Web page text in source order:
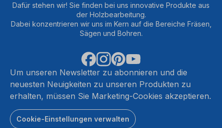
Dafür stehen wir! Sie finden bei uns innovative Produkte aus
der Holzbearbeitung.
Dabei konzentrieren wir uns im Kern auf die Bereiche Fräsen,
Sägen und Bohren.
Um unseren Newsletter zu abonnieren und die
neuesten Neuigkeiten zu unseren Produkten zu
erhalten, müssen Sie Marketing-Cookies akzeptieren.
Cookie-Einstellungen verwalten